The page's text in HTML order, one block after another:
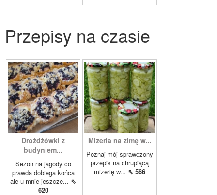
Przepisy na czasie
Drożdżówki z
budyniem...
Sezon na jagody co
prawda dobiega końca
ale u mnie jeszcze... ⇖
620
Mizeria na zimę w...
Poznaj mój sprawdzony
przepis na chrupiącą
mizerię w... ⇖ 566